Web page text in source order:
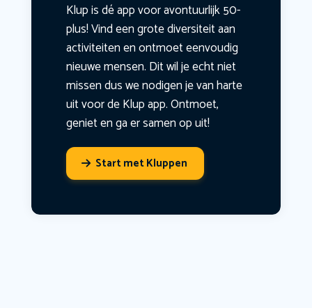
Klup is dé app voor avontuurlijk 50-
plus! Vind een grote diversiteit aan
activiteiten en ontmoet eenvoudig
nieuwe mensen. Dit wil je echt niet
missen dus we nodigen je van harte
uit voor de Klup app. Ontmoet,
geniet en ga er samen op uit!
Start met Kluppen